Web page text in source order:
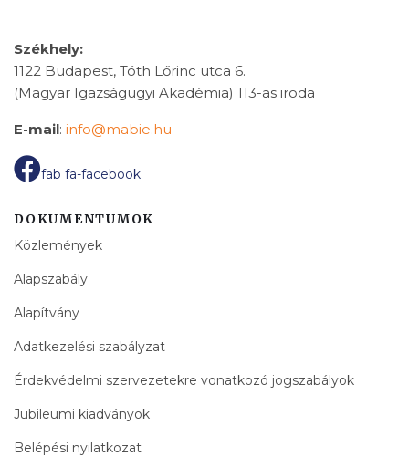
Székhely:
1122 Budapest, Tóth Lőrinc utca 6.
(Magyar Igazságügyi Akadémia) 113-as iroda
E-mail: info@mabie.hu
fab fa-facebook
DOKUMENTUMOK
Közlemények
Alapszabály
Alapítvány
Adatkezelési szabályzat
Érdekvédelmi szervezetekre vonatkozó jogszabályok
Jubileumi kiadványok
Belépési nyilatkozat